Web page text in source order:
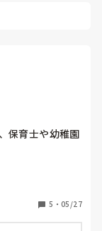
保育士や幼稚園
ば就職できない
くものなのでし
5 ・ 05/27